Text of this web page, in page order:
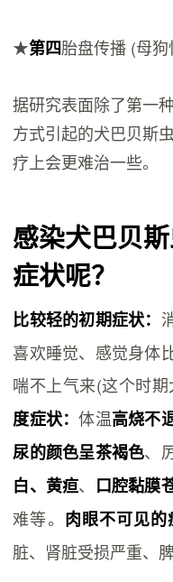
★第四胎盘传播 (母
据研究表面除了第一
方式引起的犬巴贝斯
疗上会更难治一些。
感染犬巴贝
症状呢？
比较轻的初期症状：
喜欢睡觉、感觉身体
喘不上气来(这个时期
度症状：体温高烧不
尿的颜色呈茶褐色、
白、黄疸、 口腔黏膜
难等。 肉眼不可见的
脏、肾脏受损严重、